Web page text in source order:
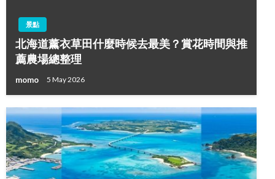
景點
北海道薰衣草田什麼時候去最美？賞花時間與推
薦農場總整理
momo 5 May 2026